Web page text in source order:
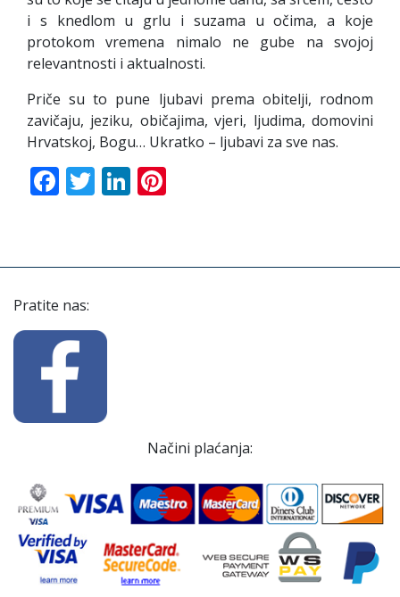
i s knedlom u grlu i suzama u očima, a koje
protokom vremena nimalo ne gube na svojoj
relevantnosti i aktualnosti.
Priče su to pune ljubavi prema obitelji, rodnom
zavičaju, jeziku, običajima, vjeri, ljudima, domovini
Hrvatskoj, Bogu… Ukratko – ljubavi za sve nas.
Facebook
TwitterLinkedIn
Pratite nas:
Načini plaćanja: